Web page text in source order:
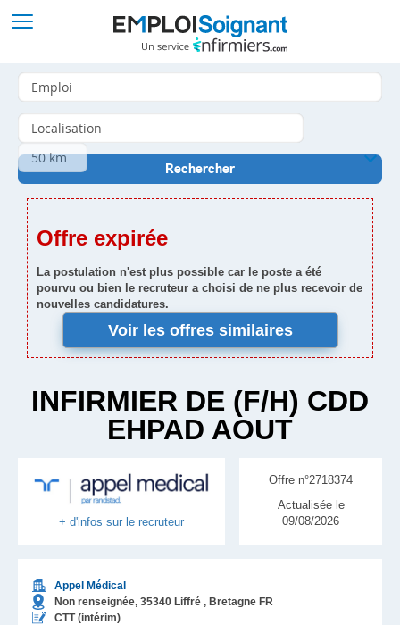
Offre expirée
La postulation n'est plus possible car le poste a été
pourvu ou bien le recruteur a choisi de ne plus recevoir de
nouvelles candidatures.
Voir les offres similaires
INFIRMIER DE (F/H) CDD
EHPAD AOUT
+ d'infos sur le recruteur
Appel Médical
Non renseignée, 35340 Liffré , Bretagne FR
CTT (intérim)
Offre n°2718374
Actualisée le
09/08/2026